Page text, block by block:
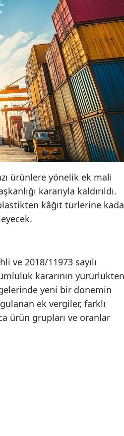
ürünlere yönelik ek mali
kararıyla kaldırıldı.
kâğıt türlerine
ve 2018/11973 sayılı
kararının yürürlükten
yeni bir dönemin
ek vergiler, farklı
ürün grupları ve oranlar